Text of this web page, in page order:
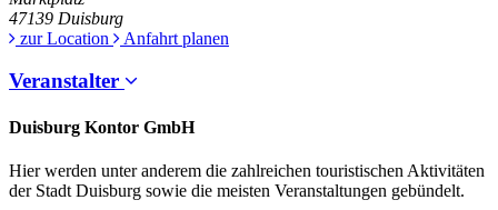
47139 Duisburg
zur Location
Anfahrt planen
Veranstalter
Duisburg Kontor GmbH
Hier werden unter anderem die zahlreichen touristischen Aktivitäten
der Stadt Duisburg sowie die meisten Veranstaltungen gebündelt.